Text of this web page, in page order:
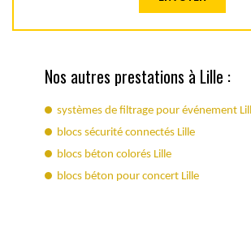
Nos autres prestations à Lille :
systèmes de filtrage pour événement
blocs sécurité connectés Lille
blocs béton colorés Lille
blocs béton pour concert Lille